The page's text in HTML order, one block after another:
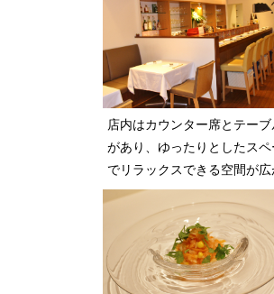
店内はカウンター席とテー
があり、ゆったりとしたスペ
でリラックスできる空間が広